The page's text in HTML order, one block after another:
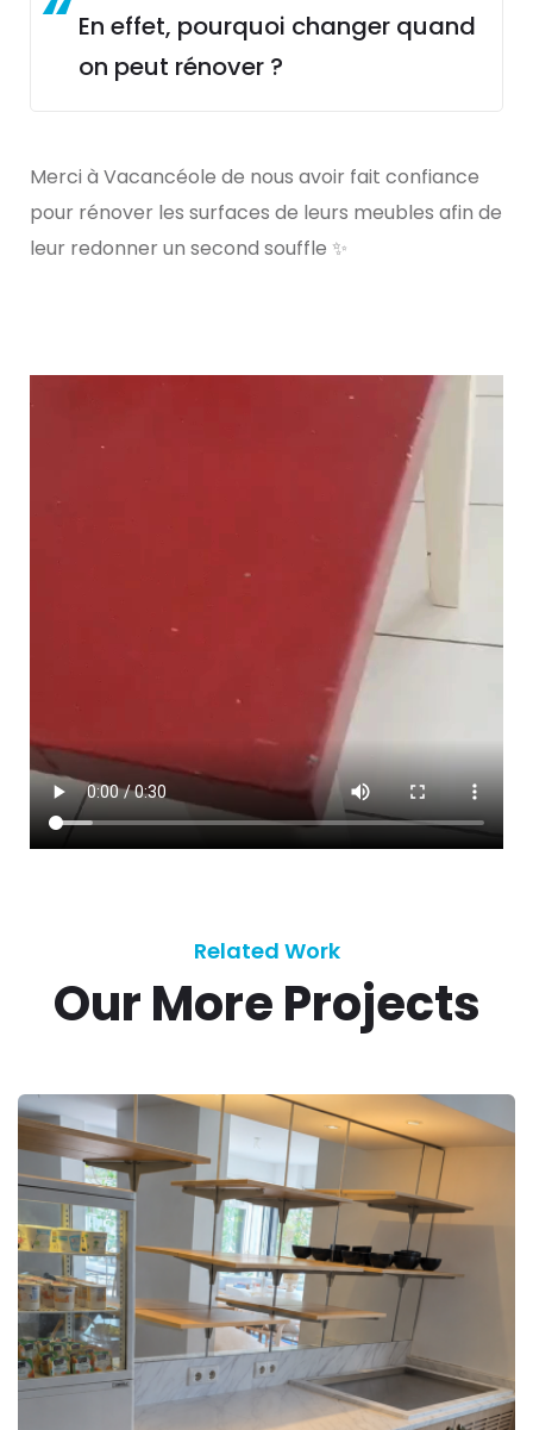
En effet, pourquoi changer quand
on peut rénover ?
Merci à Vacancéole de nous avoir fait confiance
pour rénover les surfaces de leurs meubles afin de
leur redonner un second souffle ✨
Related Work
Our More Projects